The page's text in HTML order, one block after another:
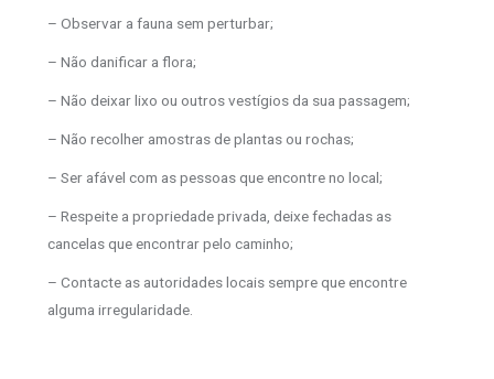
– Observar a fauna sem perturbar;
– Não danificar a flora;
– Não deixar lixo ou outros vestígios da sua passagem;
– Não recolher amostras de plantas ou rochas;
– Ser afável com as pessoas que encontre no local;
– Respeite a propriedade privada, deixe fechadas as
cancelas que encontrar pelo caminho;
– Contacte as autoridades locais sempre que encontre
alguma irregularidade.